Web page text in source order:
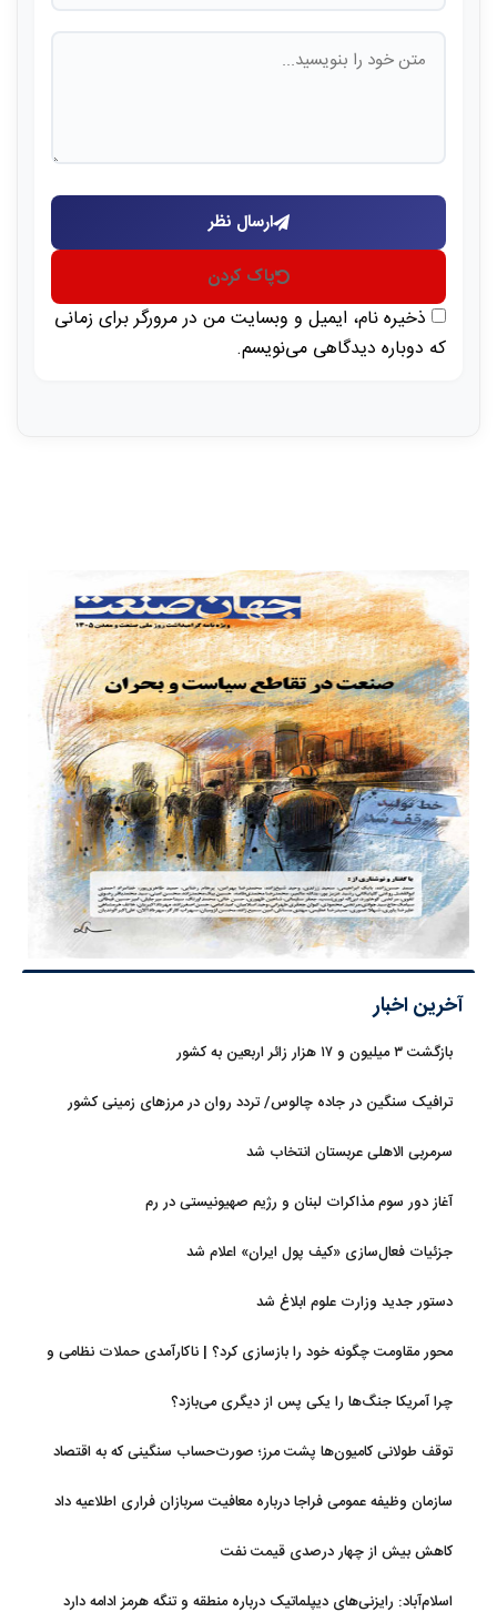
ارسال نظر
پاک کردن
ذخیره نام، ایمیل و وبسایت من در مرورگر برای زمانی
که دوباره دیدگاهی می‌نویسم.
آخرین اخبار
بازگشت ۳ میلیون و ۱۷ هزار زائر اربعین به کشور
ترافیک سنگین در جاده چالوس/ تردد روان در مرزهای زمینی کشور
سرمربی الاهلی عربستان انتخاب شد
آغاز دور سوم مذاکرات لبنان و رژیم صهیونیستی در رم
جزئیات فعال‌سازی «کیف پول ایران» اعلام شد
دستور جدید وزارت علوم ابلاغ شد
محور مقاومت چگونه خود را بازسازی کرد؟ | ناکارآمدی حملات نظامی و
تحریم‌ها در فروپاشی شبکه منطقه‌ای ایران
چرا آمریکا جنگ‌ها را یکی پس از دیگری می‌بازد؟
توقف طولانی کامیون‌ها پشت مرز؛ صورت‌حساب سنگینی که به اقتصاد
سازمان وظیفه عمومی فراجا درباره معافیت سربازان فراری اطلاعیه داد
کاهش بیش از چهار درصدی قیمت نفت
اسلام‌آباد: رایزنی‌های دیپلماتیک درباره منطقه و تنگه هرمز ادامه دارد